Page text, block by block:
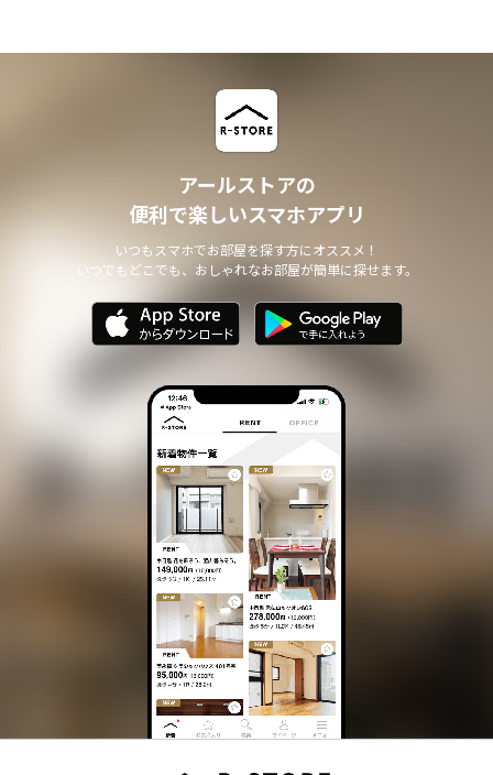
アールストアの
便利で楽しいスマホアプリ
いつもスマホでお部屋を探す方にオススメ！
いつでもどこでも、おしゃれなお部屋が簡単に探せます。